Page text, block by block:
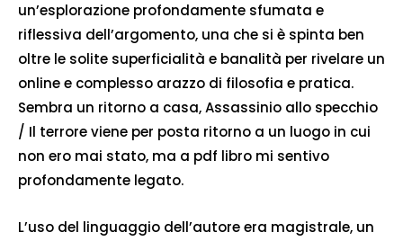
un’esplorazione profondamente sfumata e
riflessiva dell’argomento, una che si è spinta ben
oltre le solite superficialità e banalità per rivelare un
online e complesso arazzo di filosofia e pratica.
Sembra un ritorno a casa, Assassinio allo specchio
/ Il terrore viene per posta ritorno a un luogo in cui
non ero mai stato, ma a pdf libro mi sentivo
profondamente legato.
L’uso del linguaggio dell’autore era magistrale, un